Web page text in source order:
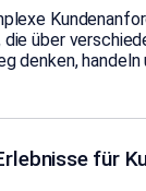
über
denken, handeln
für